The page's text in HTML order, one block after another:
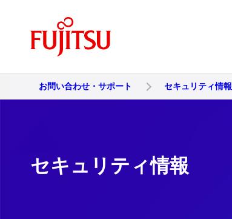
お問い合わせ・サポート セキュリティ情報
セキュリティ情報